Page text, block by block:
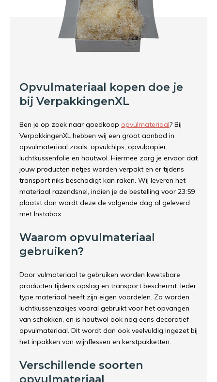
Opvulmateriaal kopen doe je
bij VerpakkingenXL
Ben je op zoek naar goedkoop opvulmateriaal? Bij
VerpakkingenXL hebben wij een groot aanbod in
opvulmateriaal zoals: opvulchips, opvulpapier,
luchtkussenfolie en houtwol. Hiermee zorg je ervoor dat
jouw producten netjes worden verpakt en er tijdens
transport niks beschadigt kan raken. Wij leveren het
materiaal razendsnel, indien je de bestelling voor 23:59
plaatst dan wordt deze de volgende dag al geleverd
met Instabox.
Waarom opvulmateriaal
gebruiken?
Door vulmateriaal te gebruiken worden kwetsbare
producten tijdens opslag en transport beschermt. Ieder
type materiaal heeft zijn eigen voordelen. Zo worden
luchtkussenzakjes vooral gebruikt voor het opvangen
van schokken, en is houtwol ook nog eens decoratief
opvulmateriaal. Dit wordt dan ook veelvuldig ingezet bij
het inpakken van wijnflessen en kerstpakketten.
Verschillende soorten
opvulmateriaal